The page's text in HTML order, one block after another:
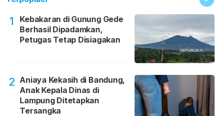
1
Kebakaran di Gunung Gede
Berhasil Dipadamkan,
Petugas Tetap Disiagakan
2 Aniaya Kekasih di Bandung,
Anak Kepala Dinas di
Lampung Ditetapkan
Tersangka